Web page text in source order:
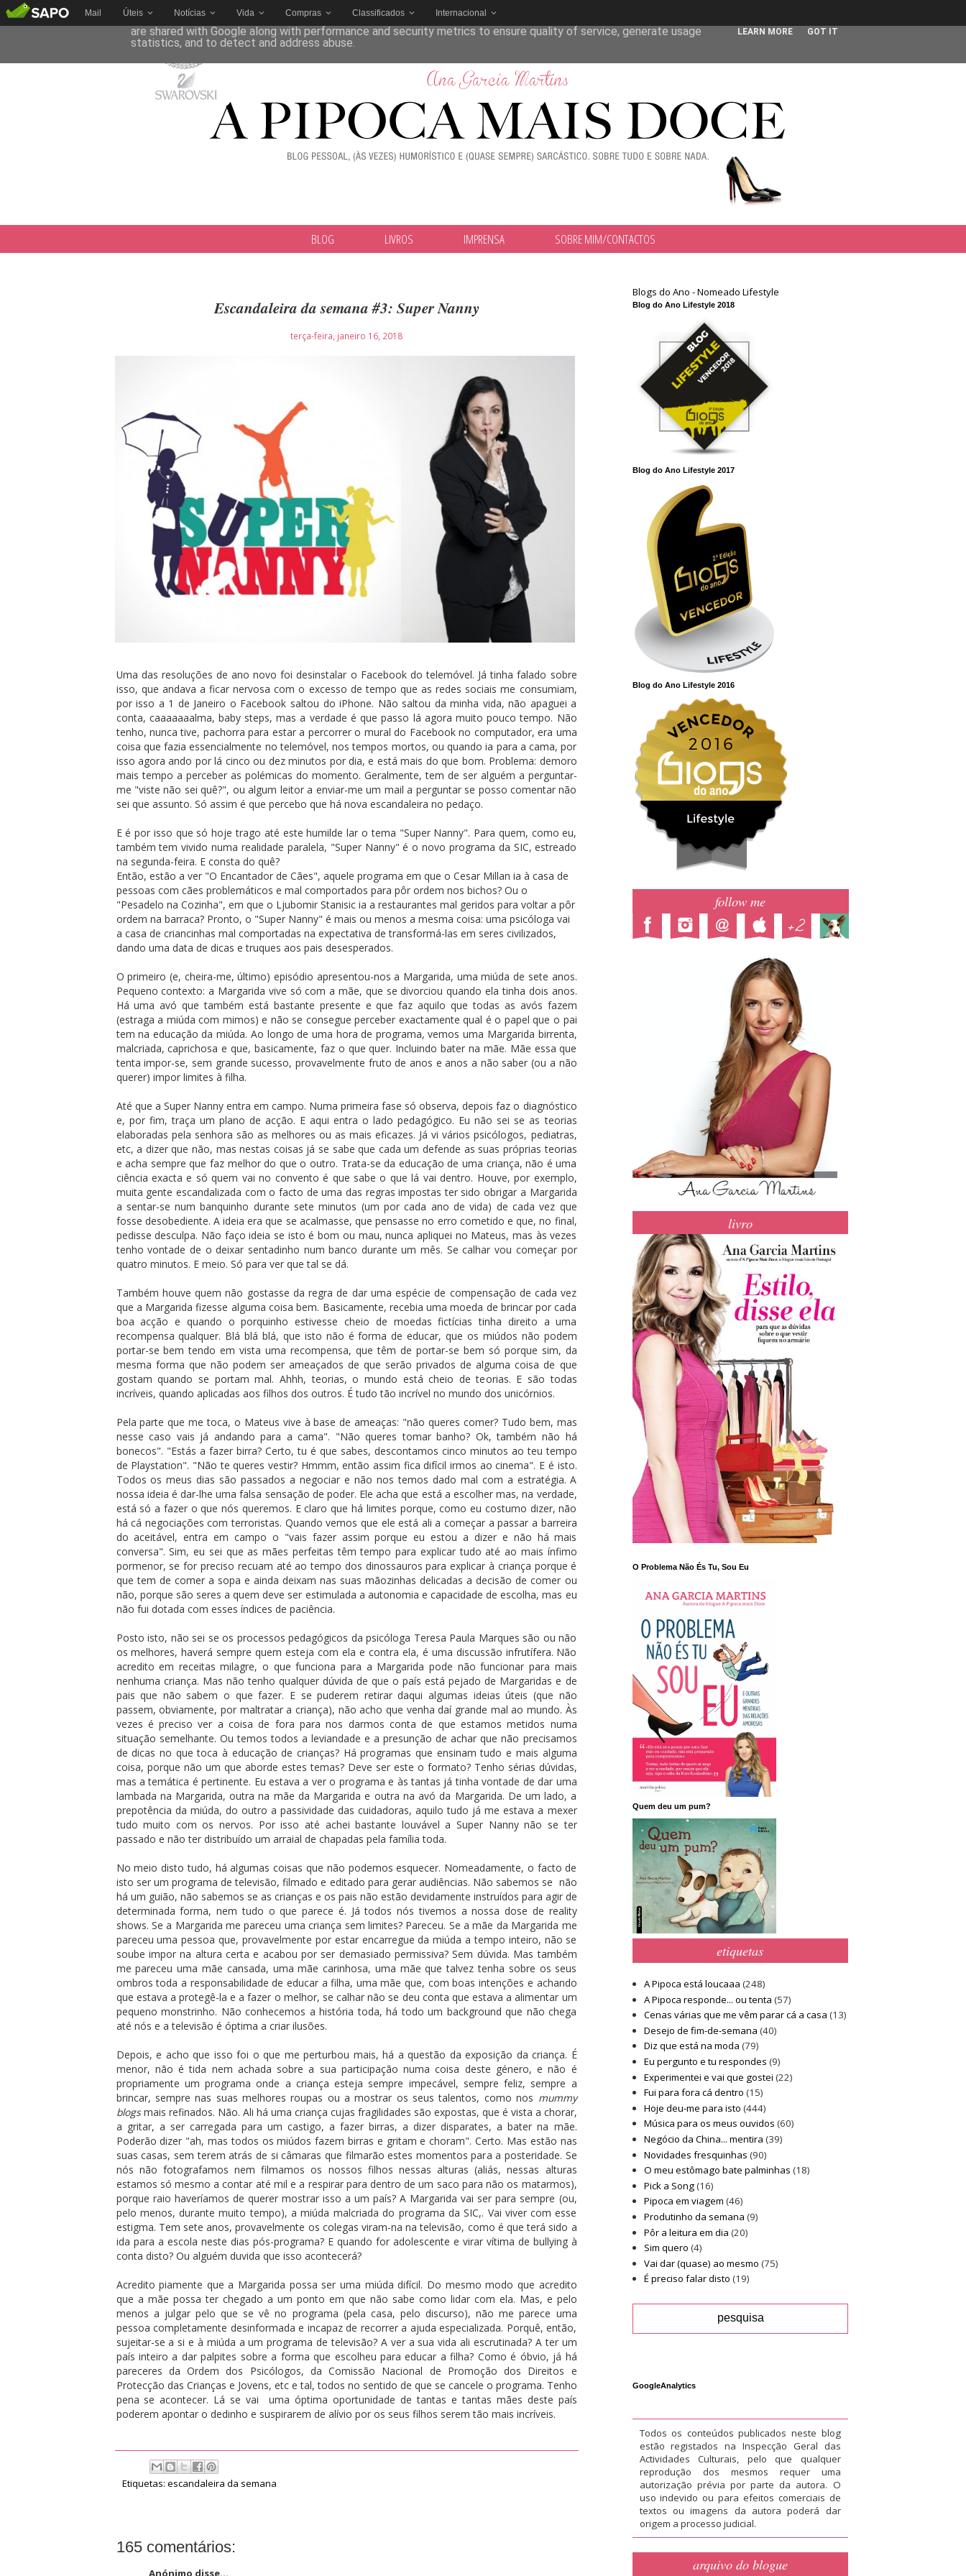
Mail Úteis Notícias Vida Compras Classificados Internacional
BLOG LIVROS IMPRENSA SOBRE MIM/CONTACTOS
Escandaleira da semana #3: Super Nanny
terça-feira, janeiro 16, 2018
Uma das resoluções de ano novo foi desinstalar o Facebook do telemóvel. Já tinha falado sobre
isso, que andava a ficar nervosa com o excesso de tempo que as redes sociais me consumiam,
por isso a 1 de Janeiro o Facebook saltou do iPhone. Não saltou da minha vida, não apaguei a
conta, caaaaaaalma, baby steps, mas a verdade é que passo lá agora muito pouco tempo. Não
tenho, nunca tive, pachorra para estar a percorrer o mural do Facebook no computador, era uma
coisa que fazia essencialmente no telemóvel, nos tempos mortos, ou quando ia para a cama, por
isso agora ando por lá cinco ou dez minutos por dia, e está mais do que bom. Problema: demoro
mais tempo a perceber as polémicas do momento. Geralmente, tem de ser alguém a perguntar-
me "viste não sei quê?", ou algum leitor a enviar-me um mail a perguntar se posso comentar não
sei que assunto. Só assim é que percebo que há nova escandaleira no pedaço.
E é por isso que só hoje trago até este humilde lar o tema "Super Nanny". Para quem, como eu,
também tem vivido numa realidade paralela, "Super Nanny" é o novo programa da SIC, estreado
na segunda-feira. E consta do quê?
Então, estão a ver "O Encantador de Cães", aquele programa em que o Cesar Millan ia à casa de
pessoas com cães problemáticos e mal comportados para pôr ordem nos bichos? Ou o
"Pesadelo na Cozinha", em que o Ljubomir Stanisic ia a restaurantes mal geridos para voltar a pôr
ordem na barraca? Pronto, o "Super Nanny" é mais ou menos a mesma coisa: uma psicóloga vai
a casa de criancinhas mal comportadas na expectativa de transformá-las em seres civilizados,
dando uma data de dicas e truques aos pais desesperados.
O primeiro (e, cheira-me, último) episódio apresentou-nos a Margarida, uma miúda de sete anos.
Pequeno contexto: a Margarida vive só com a mãe, que se divorciou quando ela tinha dois anos.
Há uma avó que também está bastante presente e que faz aquilo que todas as avós fazem
(estraga a miúda com mimos) e não se consegue perceber exactamente qual é o papel que o pai
tem na educação da miúda. Ao longo de uma hora de programa, vemos uma Margarida birrenta,
malcriada, caprichosa e que, basicamente, faz o que quer. Incluindo bater na mãe. Mãe essa que
tenta impor-se, sem grande sucesso, provavelmente fruto de anos e anos a não saber (ou a não
querer) impor limites à filha.
Até que a Super Nanny entra em campo. Numa primeira fase só observa, depois faz o diagnóstico
e, por fim, traça um plano de acção. E aqui entra o lado pedagógico. Eu não sei se as teorias
elaboradas pela senhora são as melhores ou as mais eficazes. Já vi vários psicólogos, pediatras,
etc, a dizer que não, mas nestas coisas já se sabe que cada um defende as suas próprias teorias
e acha sempre que faz melhor do que o outro. Trata-se da educação de uma criança, não é uma
ciência exacta e só quem vai no convento é que sabe o que lá vai dentro. Houve, por exemplo,
muita gente escandalizada com o facto de uma das regras impostas ter sido obrigar a Margarida
a sentar-se num banquinho durante sete minutos (um por cada ano de vida) de cada vez que
fosse desobediente. A ideia era que se acalmasse, que pensasse no erro cometido e que, no final,
pedisse desculpa. Não faço ideia se isto é bom ou mau, nunca apliquei no Mateus, mas às vezes
tenho vontade de o deixar sentadinho num banco durante um mês. Se calhar vou começar por
quatro minutos. E meio. Só para ver que tal se dá.
Também houve quem não gostasse da regra de dar uma espécie de compensação de cada vez
que a Margarida fizesse alguma coisa bem. Basicamente, recebia uma moeda de brincar por cada
boa acção e quando o porquinho estivesse cheio de moedas fictícias tinha direito a uma
recompensa qualquer. Blá blá blá, que isto não é forma de educar, que os miúdos não podem
portar-se bem tendo em vista uma recompensa, que têm de portar-se bem só porque sim, da
mesma forma que não podem ser ameaçados de que serão privados de alguma coisa de que
gostam quando se portam mal. Ahhh, teorias, o mundo está cheio de teorias. E são todas
incríveis, quando aplicadas aos filhos dos outros. É tudo tão incrível no mundo dos unicórnios.
Pela parte que me toca, o Mateus vive à base de ameaças: "não queres comer? Tudo bem, mas
nesse caso vais já andando para a cama". "Não queres tomar banho? Ok, também não há
bonecos". "Estás a fazer birra? Certo, tu é que sabes, descontamos cinco minutos ao teu tempo
de Playstation". "Não te queres vestir? Hmmm, então assim fica difícil irmos ao cinema". E é isto.
Todos os meus dias são passados a negociar e não nos temos dado mal com a estratégia. A
nossa ideia é dar-lhe uma falsa sensação de poder. Ele acha que está a escolher mas, na verdade,
está só a fazer o que nós queremos. E claro que há limites porque, como eu costumo dizer, não
há cá negociações com terroristas. Quando vemos que ele está ali a começar a passar a barreira
do aceitável, entra em campo o "vais fazer assim porque eu estou a dizer e não há mais
conversa". Sim, eu sei que as mães perfeitas têm tempo para explicar tudo até ao mais ínfimo
pormenor, se for preciso recuam até ao tempo dos dinossauros para explicar à criança porque é
que tem de comer a sopa e ainda deixam nas suas mãozinhas delicadas a decisão de comer ou
não, porque são seres a quem deve ser estimulada a autonomia e capacidade de escolha, mas eu
não fui dotada com esses índices de paciência.
Posto isto, não sei se os processos pedagógicos da psicóloga Teresa Paula Marques são ou não
os melhores, haverá sempre quem esteja com ela e contra ela, é uma discussão infrutífera. Não
acredito em receitas milagre, o que funciona para a Margarida pode não funcionar para mais
nenhuma criança. Mas não tenho qualquer dúvida de que o país está pejado de Margaridas e de
pais que não sabem o que fazer. E se puderem retirar daqui algumas ideias úteis (que não
passem, obviamente, por maltratar a criança), não acho que venha daí grande mal ao mundo. Às
vezes é preciso ver a coisa de fora para nos darmos conta de que estamos metidos numa
situação semelhante. Ou temos todos a leviandade e a presunção de achar que não precisamos
de dicas no que toca à educação de crianças? Há programas que ensinam tudo e mais alguma
coisa, porque não um que aborde estes temas? Deve ser este o formato? Tenho sérias dúvidas,
mas a temática é pertinente. Eu estava a ver o programa e às tantas já tinha vontade de dar uma
lambada na Margarida, outra na mãe da Margarida e outra na avó da Margarida. De um lado, a
prepotência da miúda, do outro a passividade das cuidadoras, aquilo tudo já me estava a mexer
tudo muito com os nervos. Por isso até achei bastante louvável a Super Nanny não se ter
passado e não ter distribuído um arraial de chapadas pela família toda.
No meio disto tudo, há algumas coisas que não podemos esquecer. Nomeadamente, o facto de
isto ser um programa de televisão, filmado e editado para gerar audiências. Não sabemos se não
há um guião, não sabemos se as crianças e os pais não estão devidamente instruídos para agir de
determinada forma, nem tudo o que parece é. Já todos nós tivemos a nossa dose de reality
shows. Se a Margarida me pareceu uma criança sem limites? Pareceu. Se a mãe da Margarida me
pareceu uma pessoa que, provavelmente por estar encarregue da miúda a tempo inteiro, não se
soube impor na altura certa e acabou por ser demasiado permissiva? Sem dúvida. Mas também
me pareceu uma mãe cansada, uma mãe carinhosa, uma mãe que talvez tenha sobre os seus
ombros toda a responsabilidade de educar a filha, uma mãe que, com boas intenções e achando
que estava a protegê-la e a fazer o melhor, se calhar não se deu conta que estava a alimentar um
pequeno monstrinho. Não conhecemos a história toda, há todo um background que não chega
até nós e a televisão é óptima a criar ilusões.
Depois, e acho que isso foi o que me perturbou mais, há a questão da exposição da criança. É
menor, não é tida nem achada sobre a sua participação numa coisa deste género, e não é
propriamente um programa onde a criança esteja sempre impecável, sempre feliz, sempre a
brincar, sempre nas suas melhores roupas ou a mostrar os seus talentos, como nos mummy
blogsmais refinados. Não. Ali há uma criança cujas fragilidades são expostas, que é vista a chorar,
a gritar, a ser carregada para um castigo, a fazer birras, a dizer disparates, a bater na mãe.
Poderão dizer "ah, mas todos os miúdos fazem birras e gritam e choram". Certo. Mas estão nas
suas casas, sem terem atrás de si câmaras que filmarão estes momentos para a posteridade. Se
nós não fotografamos nem filmamos os nossos filhos nessas alturas (aliás, nessas alturas
estamos só mesmo a contar até mil e a respirar para dentro de um saco para não os matarmos),
porque raio haveríamos de querer mostrar isso a um país? A Margarida vai ser para sempre (ou,
pelo menos, durante muito tempo), a miúda malcriada do programa da SIC,. Vai viver com esse
estigma. Tem sete anos, provavelmente os colegas viram-na na televisão, como é que terá sido a
ida para a escola neste dias pós-programa? E quando for adolescente e virar vítima de bullying à
conta disto? Ou alguém duvida que isso acontecerá?
Acredito piamente que a Margarida possa ser uma miúda difícil. Do mesmo modo que acredito
que a mãe possa ter chegado a um ponto em que não sabe como lidar com ela. Mas, e pelo
menos a julgar pelo que se vê no programa (pela casa, pelo discurso), não me parece uma
pessoa completamente desinformada e incapaz de recorrer a ajuda especializada. Porquê, então,
sujeitar-se a si e à miúda a um programa de televisão? A ver a sua vida ali escrutinada? A ter um
país inteiro a dar palpites sobre a forma que escolheu para educar a filha? Como é óbvio, já há
pareceres da Ordem dos Psicólogos, da Comissão Nacional de Promoção dos Direitos e
Protecção das Crianças e Jovens, etc e tal, todos no sentido de que se cancele o programa. Tenho
pena se acontecer. Lá se vai uma óptima oportunidade de tantas e tantas mães deste país
poderem apontar o dedinho e suspirarem de alívio por os seus filhos serem tão mais incríveis.
Etiquetas: escandaleira da semana
165 comentários:
Anónimo disse...
Blogs do Ano - Nomeado Lifestyle
Blog do Ano Lifestyle 2018
Blog do Ano Lifestyle 2017
Blog do Ano Lifestyle 2016
follow me
livro
O Problema Não És Tu, Sou Eu
Quem deu um pum?
etiquetas
A Pipoca está loucaaa (248)
A Pipoca responde... ou tenta (57)
Cenas várias que me vêm parar cá a casa (13)
Desejo de fim-de-semana (40)
Diz que está na moda (79)
Eu pergunto e tu respondes (9)
Experimentei e vai que gostei (22)
Fui para fora cá dentro (15)
Hoje deu-me para isto (444)
Música para os meus ouvidos (60)
Negócio da China... mentira (39)
Novidades fresquinhas (90)
O meu estômago bate palminhas (18)
Pick a Song(16)
Pipoca em viagem (46)
Produtinho da semana (9)
Pôr a leitura em dia (20)
Sim quero (4)
Vai dar (quase) ao mesmo (75)
É preciso falar disto (19)
GoogleAnalytics
Todos os conteúdos publicados neste blog
estão registados na Inspecção Geral das
Actividades Culturais, pelo que qualquer
reprodução dos mesmos requer uma
autorização prévia por parte da autora. O
uso indevido ou para efeitos comerciais de
textos ou imagens da autora poderá dar
origem a processo judicial.
arquivo do blogue
This site uses cookies from Google to deliver its services and to analyze traffic. Your IP address and user-agent
are shared with Google along with performance and security metrics to ensure quality of service, generate usage
statistics, and to detect and address abuse.
LEARN MORE GOT IT